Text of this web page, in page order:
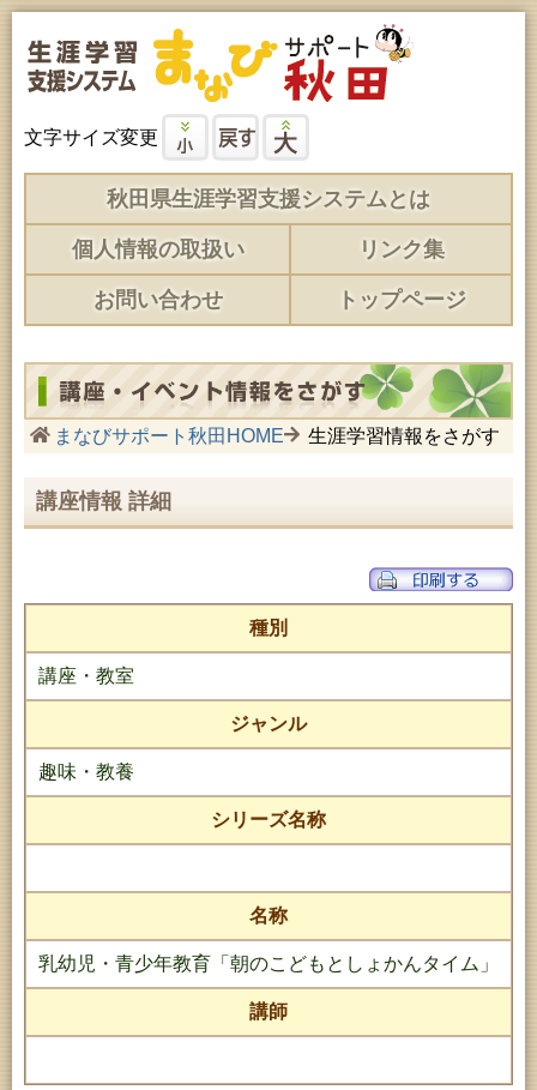
文字サイズ変更
秋田県生涯学習支援システムとは
個人情報の取扱い リンク集
お問い合わせ トップページ
まなびサポート秋田HOME 生涯学習情報をさがす
講座情報 詳細
種別
講座・教室
ジャンル
趣味・教養
シリーズ名称
名称
乳幼児・青少年教育「朝のこどもとしょかんタイム」
講師